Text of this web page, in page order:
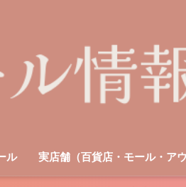
ル 実店舗（百貨店・モール・ア